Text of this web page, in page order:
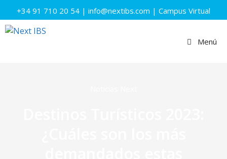
+34 91 710 20 54 | info@nextibs.com | Campus Virtual
Menú